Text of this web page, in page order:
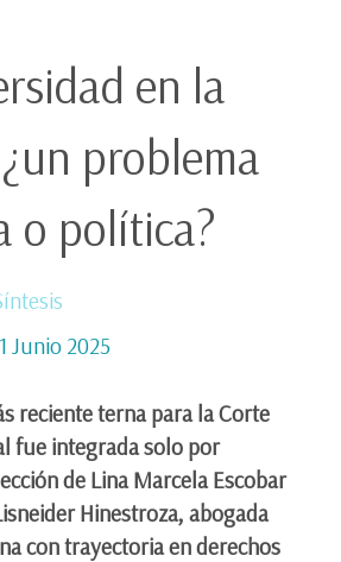
en la
problema
o política?
Junio 2025
reciente terna para la Corte
fue integrada solo por
de Lina Marcela Escobar
Hinestroza, abogada
con trayectoria en derechos